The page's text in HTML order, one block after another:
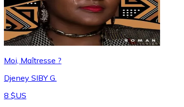
Moi, Maîtresse ?
Djeney SIBY G.
8 $US